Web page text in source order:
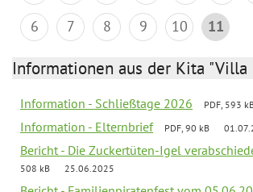
6
7 8 9 10 11
Informationen aus der Kita "Villa
Information - Schließtage 2026 PDF, 593
Information - Elternbrief PDF, 90 kB
Bericht - Die Zuckertüten-Igel
508 kB
25.06.2025